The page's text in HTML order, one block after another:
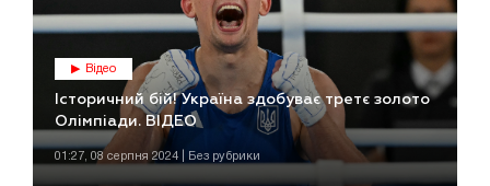
Відео
Історичний бій! Україна здобуває третє золото
Олімпіади. ВІДЕО
01:27, 08 серпня 2024 | Без рубрики